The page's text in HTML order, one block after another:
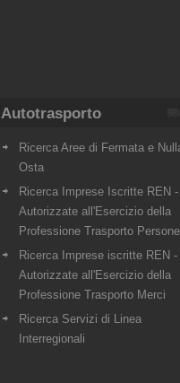
Autotrasporto
Ricerca Aree di Fermata e
Osta
Ricerca Imprese Iscritte REN -
Autorizzate all'Esercizio della
Professione Trasporto Persone
Ricerca Imprese iscritte REN -
Autorizzate all'Esercizio della
Professione Trasporto Merci
Ricerca Servizi di Linea
Interregionali